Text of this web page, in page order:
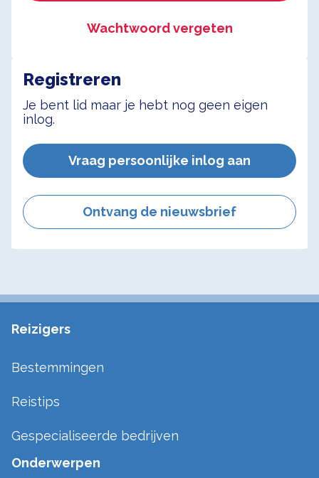
Wachtwoord vergeten
Registreren
Je bent lid maar je hebt nog geen eigen
inlog.
Vraag persoonlijke inlog aan
Ontvang de nieuwsbrief
Reizigers
Bestemmingen
Reistips
Gespecialiseerde bedrijven
Onderwerpen